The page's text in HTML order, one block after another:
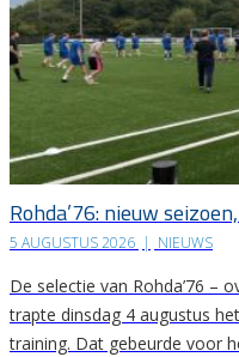
Rohda’76: nieuw
5 AUGUSTUS 2026 | NIEUWS
De selectie van Rohda’76 –
trapte dinsdag 4 augustus
training. Dat gebeurde voor